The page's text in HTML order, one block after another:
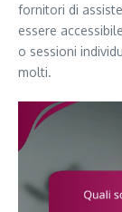
fornitori di
essere
o sessioni
molti.